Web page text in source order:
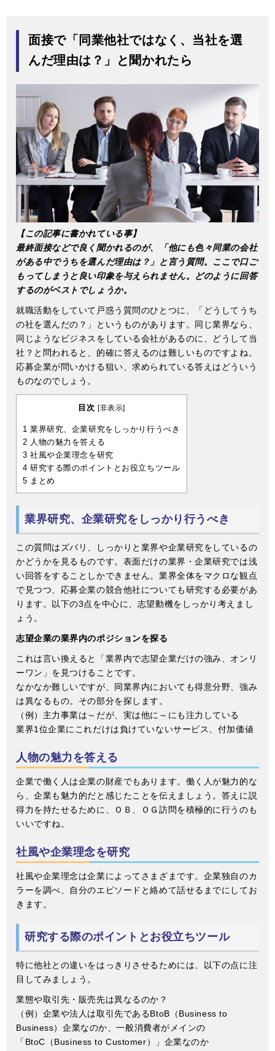
面接で「同業他社ではなく、当社を選
んだ理由は？」と聞かれたら
【この記事に書かれている事】
最終面接などで良く聞かれるのが、「他にも色々同業の会社
がある中でうちを選んだ理由は？」と言う質問。ここで口ご
もってしまうと良い印象を与えられません。どのように回答
するのがベストでしょうか。
就職活動をしていて戸惑う質問のひとつに、「どうしてうち
の社を選んだの？」というものがあります。同じ業界なら、
同じようなビジネスをしている会社があるのに、どうして当
社？と問われると、的確に答えるのは難しいものですよね。
応募企業が問いかける狙い、求められている答えはどういう
ものなのでしょう。
目次 [非表示]
1 業界研究、企業研究をしっかり行うべき
2 人物の魅力を答える
3 社風や企業理念を研究
4 研究する際のポイントとお役立ちツール
5 まとめ
業界研究、企業研究をしっかり行うべき
この質問はズバリ、しっかりと業界や企業研究をしているの
かどうかを見るものです。表面だけの業界・企業研究では浅
い回答をすることしかできません。業界全体をマクロな観点
で見つつ、応募企業の競合他社についても研究する必要があ
ります。以下の3点を中心に、志望動機をしっかり考えまし
ょう。
志望企業の業界内のポジションを探る
これは言い換えると「業界内で志望企業だけの強み、オンリ
ーワン」を見つけることです。
なかなか難しいですが、同業界内においても得意分野、強み
は異なるもの。その部分を探します。
（例）主力事業は～だが、実は他に～にも注力している
業界1位企業にこれだけは負けていないサービス、付加価値
人物の魅力を答える
企業で働く人は企業の財産でもあります。働く人が魅力的な
ら、企業も魅力的だと感じたことを伝えましょう。答えに説
得力を持たせるために、ＯＢ、ＯＧ訪問を積極的に行うのも
いいですね。
社風や企業理念を研究
社風や企業理念は企業によってさまざまです。企業独自のカ
ラーを調べ、自分のエピソードと絡めて話せるまでにしてお
きます。
研究する際のポイントとお役立ちツール
特に他社との違いをはっきりさせるためには、以下の点に注
目してみましょう。
業態や取引先・販売先は異なるのか？
（例）企業や法人は取引先であるBtoB（Business to
Business）企業なのか、一般消費者がメインの
「BtoC（Business to Customer）」企業なのか